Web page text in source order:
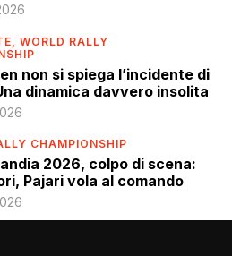
WORLD RALLY
non si spiega l’incidente di
dinamica davvero insolita
CHAMPIONSHIP
2026, colpo di scena:
Pajari vola al comando